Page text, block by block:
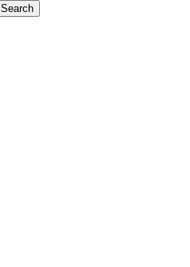
Search